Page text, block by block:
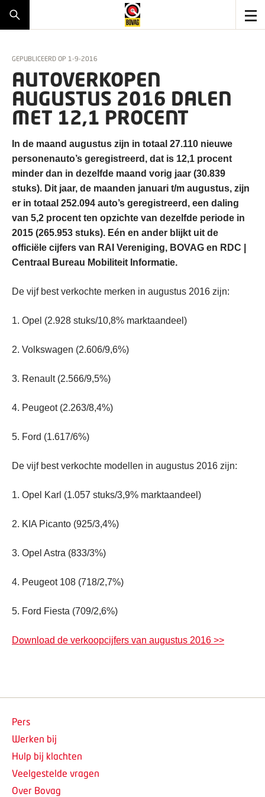
GEPUBLICEERD OP 1-9-2016
AUTOVERKOPEN
AUGUSTUS 2016 DALEN
MET 12,1 PROCENT
In de maand augustus zijn in totaal 27.110 nieuwe
personenauto’s geregistreerd, dat is 12,1 procent
minder dan in dezelfde maand vorig jaar (30.839
stuks). Dit jaar, de maanden januari t/m augustus, zijn
er in totaal 252.094 auto’s geregistreerd, een daling
van 5,2 procent ten opzichte van dezelfde periode in
2015 (265.953 stuks). Eén en ander blijkt uit de
officiële cijfers van RAI Vereniging, BOVAG en RDC |
Centraal Bureau Mobiliteit Informatie.
De vijf best verkochte merken in augustus 2016 zijn:
1. Opel (2.928 stuks/10,8% marktaandeel)
2. Volkswagen (2.606/9,6%)
3. Renault (2.566/9,5%)
4. Peugeot (2.263/8,4%)
5. Ford (1.617/6%)
De vijf best verkochte modellen in augustus 2016 zijn:
1. Opel Karl (1.057 stuks/3,9% marktaandeel)
2. KIA Picanto (925/3,4%)
3. Opel Astra (833/3%)
4. Peugeot 108 (718/2,7%)
5. Ford Fiesta (709/2,6%)
Download de verkoopcijfers van augustus 2016 >>
Pers
Werken bij
Hulp bij klachten
Veelgestelde vragen
Over Bovag